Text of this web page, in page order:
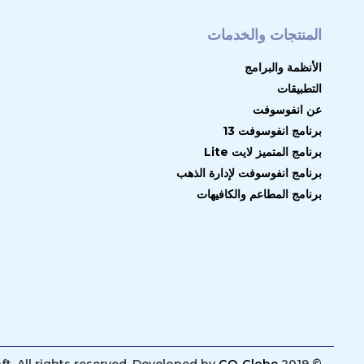
المنتجات والخدمات
الأنظمة والبرامج
التطبيقات
عن انفوسوفت
برنامج انفوسوفت 13
برنامج المتميز لايت Lite
برنامج انفوسوفت لإدارة الذهب
برنامج المطاعم والكافيهات